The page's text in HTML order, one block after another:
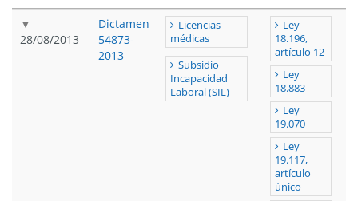
28/08/2013
Dictamen
54873-
2013
Licencias
médicas
Subsidio
Incapacidad
Laboral (SIL)
Ley
18.196,
artículo 12
Ley
18.883
Ley
19.070
Ley
19.117,
artículo
único